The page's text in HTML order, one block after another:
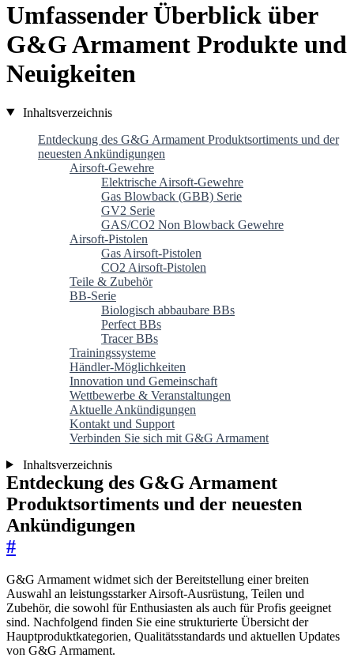
Umfassender Überblick über
G&G Armament Produkte und
Neuigkeiten
Inhaltsverzeichnis
Entdeckung des G&G Armament Produktsortiments und der
neuesten Ankündigungen
Airsoft-Gewehre
Elektrische Airsoft-Gewehre
Gas Blowback (GBB) Serie
GV2 Serie
GAS/CO2 Non Blowback Gewehre
Airsoft-Pistolen
Gas Airsoft-Pistolen
CO2 Airsoft-Pistolen
Teile & Zubehör
BB-Serie
Biologisch abbaubare BBs
Perfect BBs
Tracer BBs
Trainingssysteme
Händler-Möglichkeiten
Innovation und Gemeinschaft
Wettbewerbe & Veranstaltungen
Aktuelle Ankündigungen
Kontakt und Support
Verbinden Sie sich mit G&G Armament
Inhaltsverzeichnis
Entdeckung des G&G Armament
Produktsortiments und der neuesten
Ankündigungen
#
G&G Armament widmet sich der Bereitstellung einer breiten
Auswahl an leistungsstarker Airsoft-Ausrüstung, Teilen und
Zubehör, die sowohl für Enthusiasten als auch für Profis geeignet
sind. Nachfolgend finden Sie eine strukturierte Übersicht der
Hauptproduktkategorien, Qualitätsstandards und aktuellen Updates
von G&G Armament.